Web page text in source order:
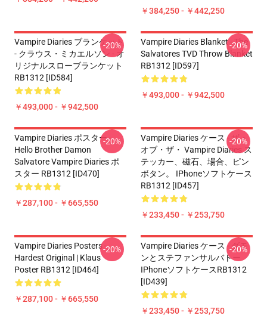
￥384,250 - ￥442,250
Vampire Diaries ブランケット
- クラウス・ミカエルソン - オ
リジナルスローブランケット
RB1312 [ID584]
￥493,000 - ￥942,500
-20%
Vampire Diaries Blanket - The
Salvatores TVD Throw Blanket
RB1312 [ID597]
￥493,000 - ￥942,500
-20%
Vampire Diaries ポスター -
Hello Brother Damon
Salvatore Vampire Diaries ポ
スター RB1312 [ID470]
￥287,100 - ￥665,550
-20%
Vampire Diaries ケース - ザ・
オブ・ザ・ Vampire Diaries ス
テッカー、磁石、場合、ピン
ボタン。 IPhoneソフトケース
RB1312 [ID457]
￥233,450 - ￥253,750
-20%
Vampire Diaries Posters -
Hardest Original | Klaus
Poster RB1312 [ID464]
￥287,100 - ￥665,550
-20%
Vampire Diaries ケース - ダモ
ンとステファンサルバトー
IPhoneソフトケースRB1312
[ID439]
￥233,450 - ￥253,750
-20%